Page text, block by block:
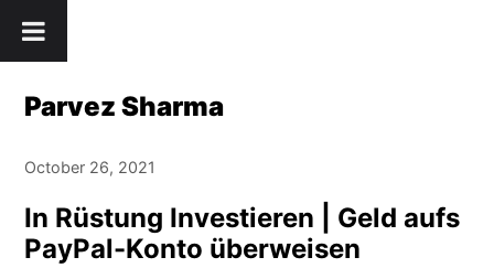
to
Parvez Sharma
October 26, 2021
In Rüstung Investieren | Geld aufs
PayPal-Konto überweisen